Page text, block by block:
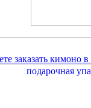
заказать кимоно